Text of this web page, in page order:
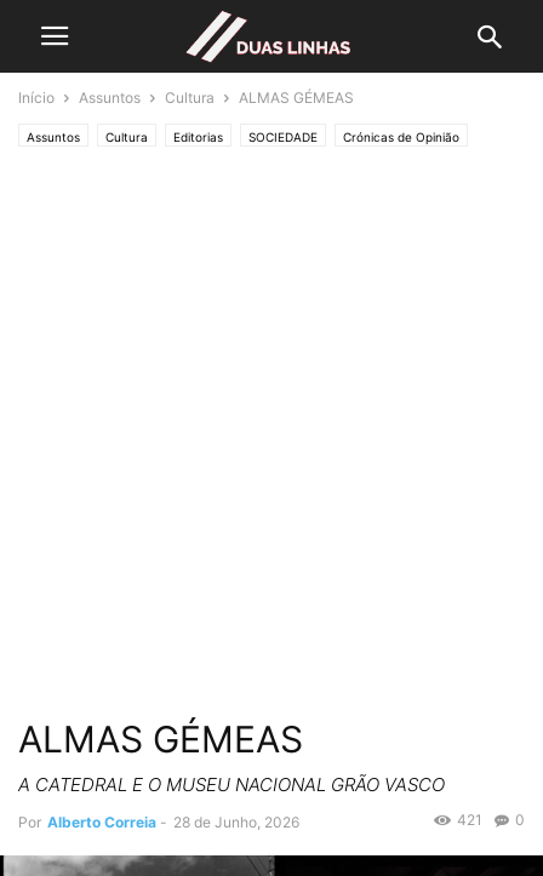
Início Assuntos Cultura ALMAS GÉMEAS
Assuntos Cultura Editorias SOCIEDADE Crónicas de Opinião
ALMAS GÉMEAS
A CATEDRAL E O MUSEU NACIONAL GRÃO VASCO
Por Alberto Correia - 28 de Junho, 2026 0
421